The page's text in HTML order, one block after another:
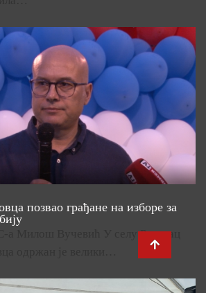
позвао грађане на изборе за
а Милош Вучевић У селу Раковац